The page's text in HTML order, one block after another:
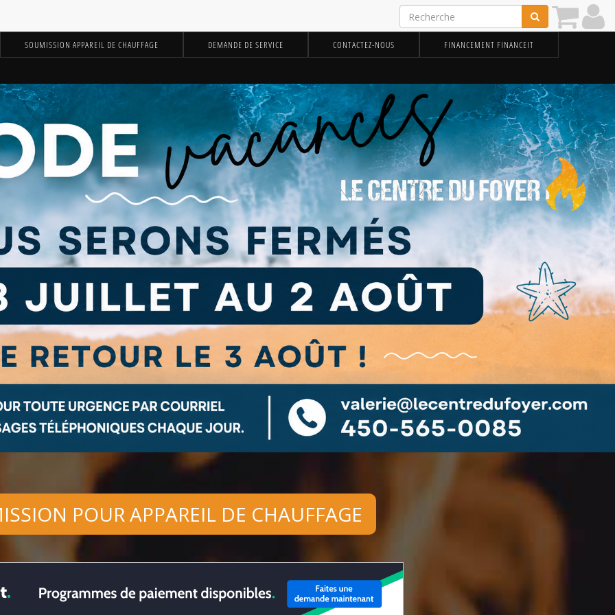
SOUMISSION APPAREIL DE CHAUFFAGE DEMANDE DE SERVICE CONTACTEZ-NOUS FINANCEMENT FINANCEIT
POUR APPAREIL DE CHAUFFAGE